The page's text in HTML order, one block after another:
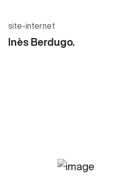
site-internet
Inès Berdugo.